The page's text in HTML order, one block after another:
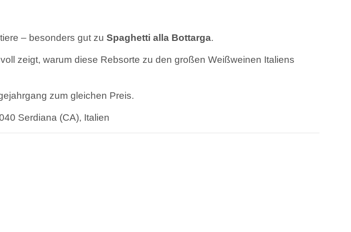
– besonders gut zu Spaghetti alla Bottarga.
zeigt, warum diese Rebsorte zu den großen Weißweinen Italiens
zum gleichen Preis.
Serdiana (CA), Italien